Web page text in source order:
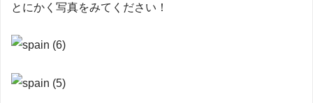
とにかく写真をみてください！